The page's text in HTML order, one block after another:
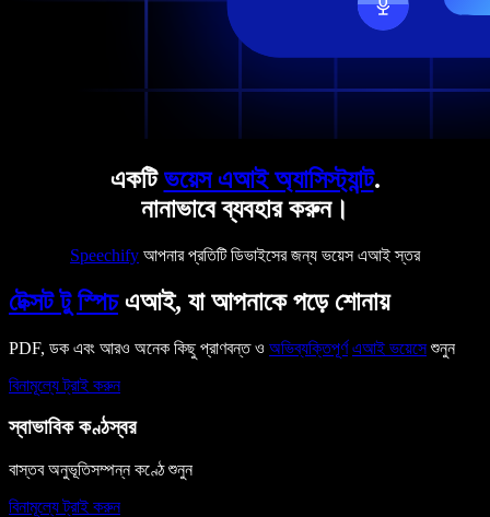
একটিভয়েস এআই অ্যাসিস্ট্যান্ট.
নানাভাবে ব্যবহার করুন।
Speechify আপনার প্রতিটি ডিভাইসের জন্য ভয়েস এআই স্তর
টেক্সট টু স্পিচএআই, যা আপনাকে পড়ে শোনায়
PDF, ডক এবং আরও অনেক কিছু প্রাণবন্ত ও অভিব্যক্তিপূর্ণ এআই ভয়েসেশুনুন
বিনামূল্যে ট্রাই করুন
স্বাভাবিক কণ্ঠস্বর
বাস্তব অনুভূতিসম্পন্ন কণ্ঠে শুনুন
বিনামূল্যে ট্রাই করুন